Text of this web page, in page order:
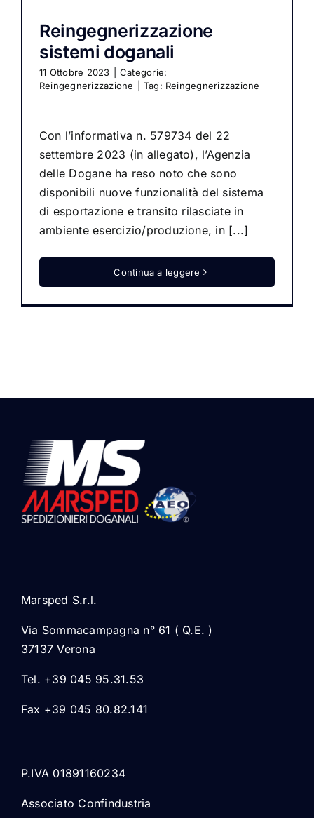
Reingegnerizzazione
sistemi doganali
11 Ottobre 2023
Categorie:
Reingegnerizzazione
Tag: Reingegnerizzazione
Con l’informativa n. 579734 del 22
settembre 2023 (in allegato), l’Agenzia
delle Dogane ha reso noto che sono
disponibili nuove funzionalità del sistema
di esportazione e transito rilasciate in
ambiente esercizio/produzione, in [...]
Continua a leggere
Marsped S.r.l.
Via Sommacampagna n° 61 ( Q.E. )
37137 Verona
Tel. +39 045 95.31.53
Fax +39 045 80.82.141
P.IVA 01891160234
Associato Confindustria